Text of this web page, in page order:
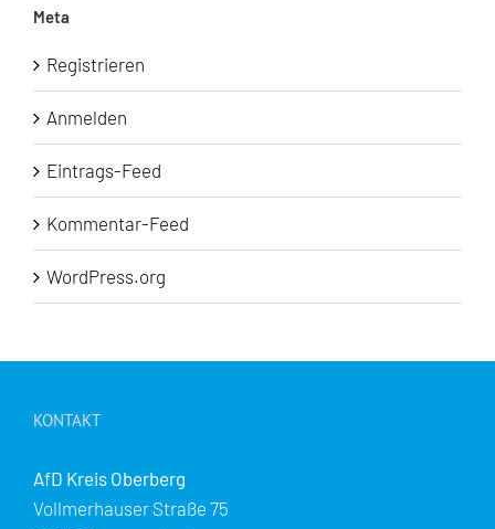
Meta
Registrieren
Anmelden
Eintrags-Feed
Kommentar-Feed
WordPress.org
KONTAKT
AfD Kreis Oberberg
Vollmerhauser Straße 75